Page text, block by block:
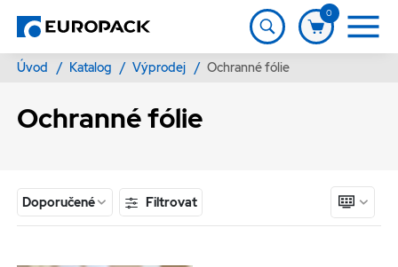
0
Úvod / Katalog / Výprodej / Ochranné fólie
Ochranné fólie
Doporučené Filtrovat